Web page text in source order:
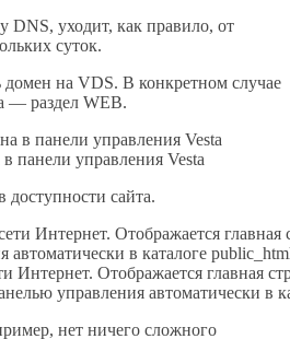
DNS, уходит, как правило, от
суток.
домен на VDS. В конкретном случае
— раздел WEB.
панели управления Vesta
доступности сайта.
Интернет. Отображается главная
управления автоматически в
нет ничего сложного